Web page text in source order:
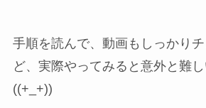
手順を読んで、動画もしっかり
ど、実際やってみると意外と難
((+_+))